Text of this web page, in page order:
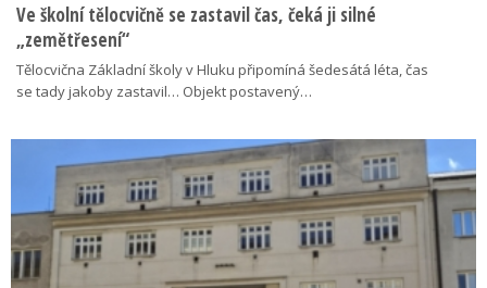
Ve školní tělocvičně se zastavil čas, čeká ji silné
„zemětřesení“
Tělocvična Základní školy v Hluku připomíná šedesátá léta, čas
se tady jakoby zastavil… Objekt postavený…